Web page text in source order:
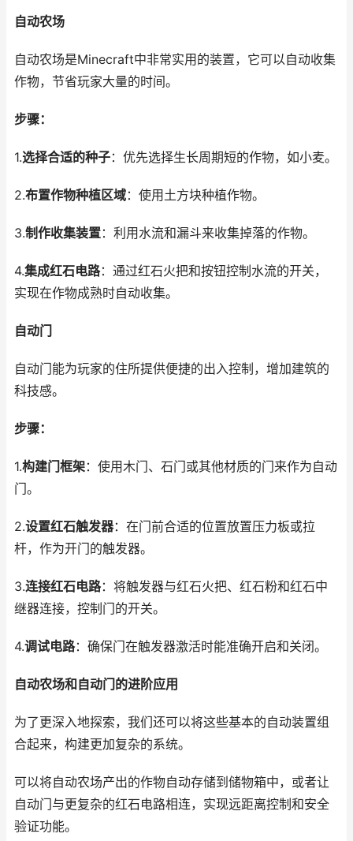
自动农场
自动农场是Minecraft中非常实用的装置，它可以自动收集
作物，节省玩家大量的时间。
步骤：
1.选择合适的种子：优先选择生长周期短的作物，如小麦。
2.布置作物种植区域：使用土方块种植作物。
3.制作收集装置：利用水流和漏斗来收集掉落的作物。
4.集成红石电路：通过红石火把和按钮控制水流的开关，
实现在作物成熟时自动收集。
自动门
自动门能为玩家的住所提供便捷的出入控制，增加建筑的
科技感。
步骤：
1.构建门框架：使用木门、石门或其他材质的门来作为自动
门。
2.设置红石触发器：在门前合适的位置放置压力板或拉
杆，作为开门的触发器。
3.连接红石电路：将触发器与红石火把、红石粉和红石中
继器连接，控制门的开关。
4.调试电路：确保门在触发器激活时能准确开启和关闭。
自动农场和自动门的进阶应用
为了更深入地探索，我们还可以将这些基本的自动装置组
合起来，构建更加复杂的系统。
可以将自动农场产出的作物自动存储到储物箱中，或者让
自动门与更复杂的红石电路相连，实现远距离控制和安全
验证功能。